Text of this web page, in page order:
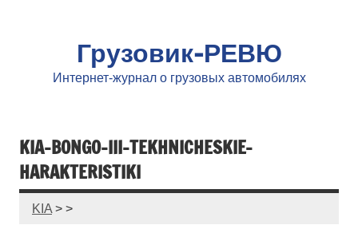
Грузовик-РЕВЮ
Интернет-журнал о грузовых автомобилях
KIA-BONGO-III-TEKHNICHESKIE-
HARAKTERISTIKI
KIA > >